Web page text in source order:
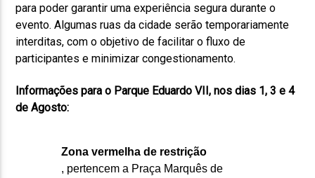
para poder garantir uma experiência segura durante o
evento. Algumas ruas da cidade serão temporariamente
interditas, com o objetivo de facilitar o fluxo de
participantes e minimizar congestionamento.
Informações para o Parque Eduardo VII, nos dias 1, 3 e 4
de Agosto:
Zona vermelha de restrição
, pertencem a Praça Marquês de